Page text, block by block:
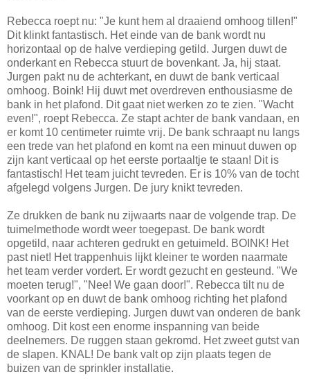
Rebecca roept nu: "Je kunt hem al draaiend omhoog tillen!"
Dit klinkt fantastisch. Het einde van de bank wordt nu
horizontaal op de halve verdieping getild. Jurgen duwt de
onderkant en Rebecca stuurt de bovenkant. Ja, hij staat.
Jurgen pakt nu de achterkant, en duwt de bank verticaal
omhoog. Boink! Hij duwt met overdreven enthousiasme de
bank in het plafond. Dit gaat niet werken zo te zien. "Wacht
even!", roept Rebecca. Ze stapt achter de bank vandaan, en
er komt 10 centimeter ruimte vrij. De bank schraapt nu langs
een trede van het plafond en komt na een minuut duwen op
zijn kant verticaal op het eerste portaaltje te staan! Dit is
fantastisch! Het team juicht tevreden. Er is 10% van de tocht
afgelegd volgens Jurgen. De jury knikt tevreden.
Ze drukken de bank nu zijwaarts naar de volgende trap. De
tuimelmethode wordt weer toegepast. De bank wordt
opgetild, naar achteren gedrukt en getuimeld. BOINK! Het
past niet! Het trappenhuis lijkt kleiner te worden naarmate
het team verder vordert. Er wordt gezucht en gesteund. "We
moeten terug!", "Nee! We gaan door!". Rebecca tilt nu de
voorkant op en duwt de bank omhoog richting het plafond
van de eerste verdieping. Jurgen duwt van onderen de bank
omhoog. Dit kost een enorme inspanning van beide
deelnemers. De ruggen staan gekromd. Het zweet gutst van
de slapen. KNAL! De bank valt op zijn plaats tegen de
buizen van de sprinkler installatie.